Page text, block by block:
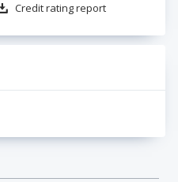
Credit rating report